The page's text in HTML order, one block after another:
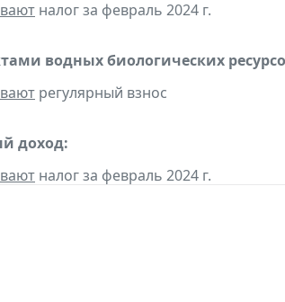
налог за февраль 2024 г.
водных биологических
регулярный взнос
доход:
налог за февраль 2024 г.